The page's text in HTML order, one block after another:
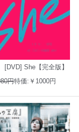
[DVD] She【完全版】
円特価:￥1000円